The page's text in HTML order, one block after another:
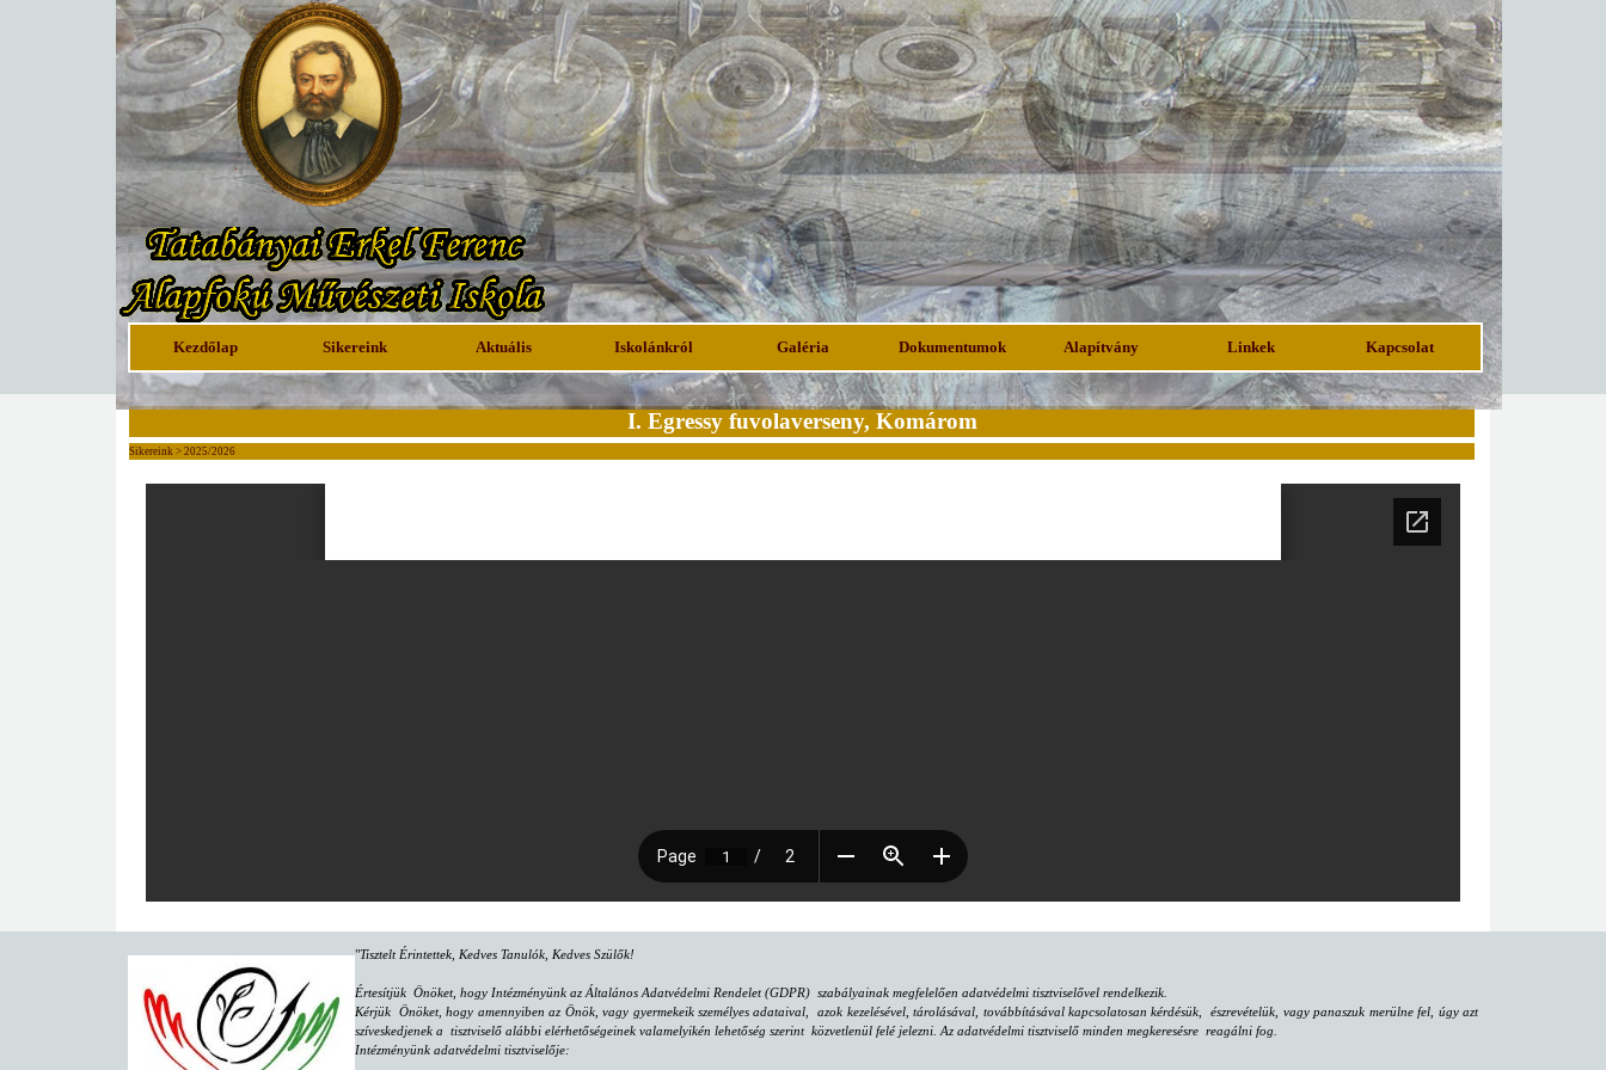
Kezdőlap Sikereink Aktuális Iskolánkról Galéria Dokumentumok Alapítvány Linkek Kapcsolat
I. Egressy fuvolaverseny, Komárom
Sikereink > 2025/2026
"Tisztelt Érintettek, Kedves Tanulók, Kedves Szülők!
Értesítjük Önöket, hogy Intézményünk az Általános Adatvédelmi Rendelet (GDPR) szabályainak megfelelően adatvédelmi tisztviselővel rendelkezik.
Kérjük Önöket, hogy amennyiben az Önök, vagy gyermekeik személyes adataival, azok kezelésével, tárolásával, továbbításával kapcsolatosan kérdésük, észrevételük, vagy panaszuk merülne fel, úgy azt
szíveskedjenek a tisztviselő alábbi elérhetőségeinek valamelyikén lehetőség szerint közvetlenül felé jelezni. Az adatvédelmi tisztviselő minden megkeresésre reagálni fog.
Intézményünk adatvédelmi tisztviselője: